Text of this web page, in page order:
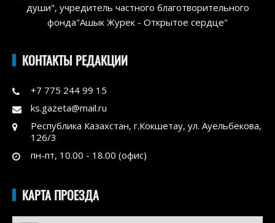
души", учредитель частного благотворительного
фонда"Ашык Журек - Открытое сердце"
КОНТАКТЫ РЕДАКЦИИ
+7 775 244 99 15
ks.gazeta@mail.ru
Республика Казахстан, г.Кокшетау, ул. Ауельбекова,
126/3
пн-пт, 10.00 - 18.00 (офис)
КАРТА ПРОЕЗДА